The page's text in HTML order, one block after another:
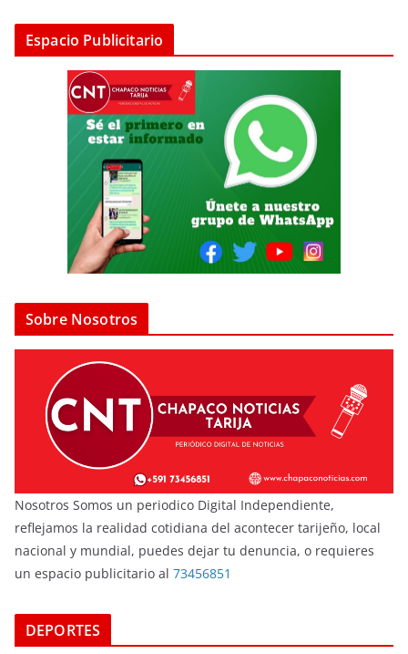
Espacio Publicitario
Sobre Nosotros
Nosotros Somos un periodico Digital Independiente,
reflejamos la realidad cotidiana del acontecer tarijeño, local
nacional y mundial, puedes dejar tu denuncia, o requieres
un espacio publicitario al 73456851
DEPORTES